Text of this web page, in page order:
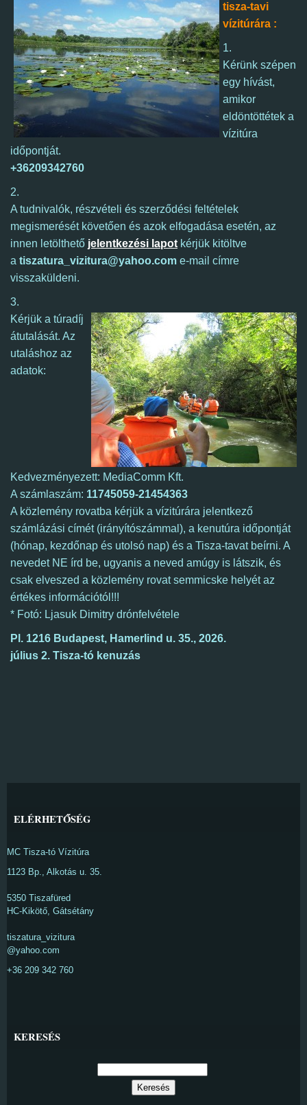
tisza-tavi
vízitúrára :
1.
Kérünk szépen
egy hívást,
amikor
eldöntöttétek a
vízitúra
időpontját.
+36209342760
2.
A tudnivalók, részvételi és szerződési feltételek
megismerését követően és azok elfogadása esetén, az
innen letölthető jelentkezési lapot kérjük kitöltve
a tiszatura_vizitura@yahoo.com e-mail címre
visszaküldeni.
3.
Kérjük a túradíj
átutalását. Az
utaláshoz az
adatok:
Kedvezményezett: MediaComm Kft.
A számlaszám: 11745059-21454363
A közlemény rovatba kérjük a vízitúrára jelentkező
számlázási címét (irányítószámmal), a kenutúra időpontját
(hónap, kezdőnap és utolsó nap) és a Tisza-tavat beírni. A
nevedet NE írd be, ugyanis a neved amúgy is látszik, és
csak elveszed a közlemény rovat semmicske helyét az
értékes információtól!!!
* Fotó: Ljasuk Dimitry drónfelvétele
Pl. 1216 Budapest, Hamerlind u. 35., 2026.
július 2. Tisza-tó kenuzás
ELÉRHETŐSÉG
MC Tisza-tó Vízitúra
1123 Bp., Alkotás u. 35.
5350 Tiszafüred
HC-Kikötő, Gátsétány
tiszatura_vizitura
@yahoo.com
+36 209 342 760
KERESÉS